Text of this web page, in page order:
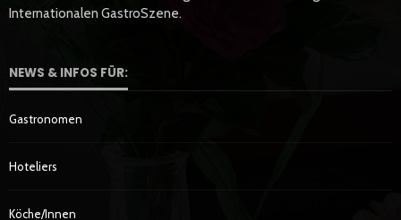
Internationalen GastroSzene.
NEWS & INFOS FÜR:
Gastronomen
Hoteliers
Köche/innen